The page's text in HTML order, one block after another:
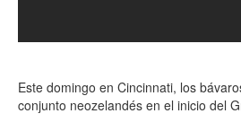
Este domingo en Cincinnati, los
conjunto neozelandés en el inicio del